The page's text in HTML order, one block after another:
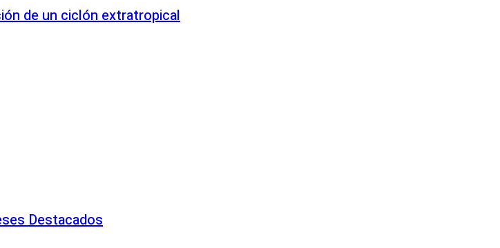
de un ciclón extratropical
Destacados